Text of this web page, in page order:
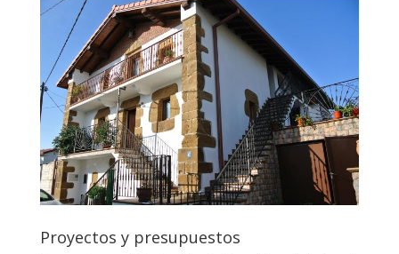
Proyectos y presupuestos